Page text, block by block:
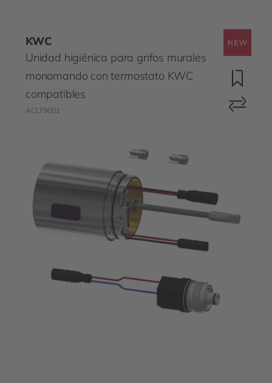
KWC
Unidad higiénica para grifos murales
monomando con termostato KWC
compatibles
ACLT9001